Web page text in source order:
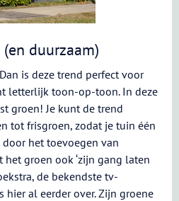
duurzaam)
is deze trend perfect voor
letterlijk toon-op-toon. In deze
groen! Je kunt de trend
tot frisgroen, zodat je tuin één
het toevoegen van
het groen ook ‘zijn gang laten
de bekendste tv-
hier al eerder over. Zijn groene